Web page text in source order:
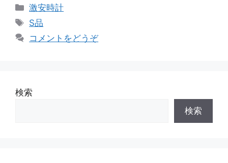
カ
テ
リ
激安時計
タ
グ
S品
コメントをどうぞ
検索
検索